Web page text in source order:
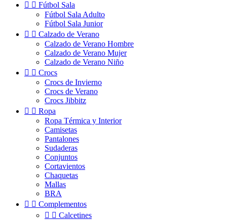
  Fútbol Sala
Fútbol Sala Adulto
Fútbol Sala Junior
  Calzado de Verano
Calzado de Verano Hombre
Calzado de Verano Mujer
Calzado de Verano Niño
  Crocs
Crocs de Invierno
Crocs de Verano
Crocs Jibbitz
  Ropa
Ropa Térmica y Interior
Camisetas
Pantalones
Sudaderas
Conjuntos
Cortavientos
Chaquetas
Mallas
BRA
  Complementos
  Calcetines